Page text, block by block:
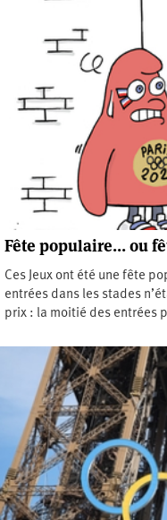
Fête populaire… ou
Ces Jeux ont été une fête
entrées dans les stades
prix : la moitié des entrées